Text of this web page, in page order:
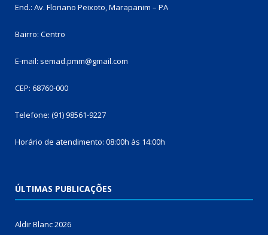
End.: Av. Floriano Peixoto, Marapanim – PA
Bairro: Centro
E-mail: semad.pmm@gmail.com
CEP: 68760-000
Telefone: (91) 98561-9227
Horário de atendimento: 08:00h às 14:00h
ÚLTIMAS PUBLICAÇÕES
Aldir Blanc 2026